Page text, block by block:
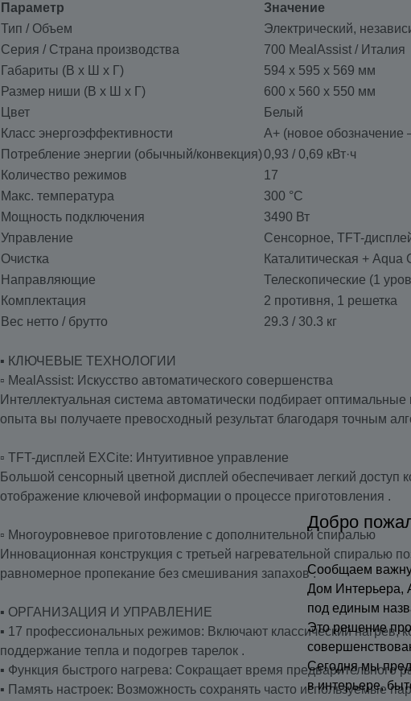
Параметр
Значение
Тип / Объем
Электрический,
Серия / Страна производства
700 MealAssist / Италия
Габариты (В x Ш x Г)
594 x 595 x 569 мм
Размер ниши (В x Ш x Г)
600 x 560 x 550 мм
Цвет
Белый
Класс энергоэффективности
A+ (новое обозначение
Потребление энергии (обычный/конвекция)0,93 / 0,69 кВт·ч
Количество режимов
17
Макс. температура
300 °C
Мощность подключения
3490 Вт
Управление
Сенсорное, TFT-
Очистка
Каталитическая + Aqua
Направляющие
Телескопические (1
Комплектация
2 противня, 1 решетка
Вес нетто / брутто
29.3 / 30.3 кг
▪️ КЛЮЧЕВЫЕ ТЕХНОЛОГИИ
▫️ MealAssist: Искусство автоматического совершенства
Интеллектуальная система автоматически подбирает
опыта вы получаете превосходный результат благодаря точным
▫️ TFT-дисплей EXCite: Интуитивное управление
Большой сенсорный цветной дисплей обеспечивает легкий
отображение ключевой информации о процессе приготовления .
▫️ Многоуровневое приготовление с дополнительной спиралью
Инновационная конструкция с третьей нагревательной спиралью
равномерное пропекание без смешивания запахов .
▪️ ОРГАНИЗАЦИЯ И УПРАВЛЕНИЕ
▪️ 17 профессиональных режимов: Включают классический нагрев,
поддержание тепла и подогрев тарелок .
▪️ Функция быстрого нагрева: Сокращает время предварительного
▪️ Память настроек: Возможность сохранять часто используемые
Добро
Сообщаем
Дом Интерьера,
под единым
Это решение
Сегодня мы
в интерьере,